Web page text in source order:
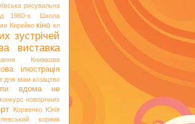
рисувальна
1960-х. Школа
Кирейко кіно кл
зустрічей
виставка
Книжкова
ілюстрація
для мам козацтво
вдома не
конкурс новорічних
Корженко Юлія
коржик